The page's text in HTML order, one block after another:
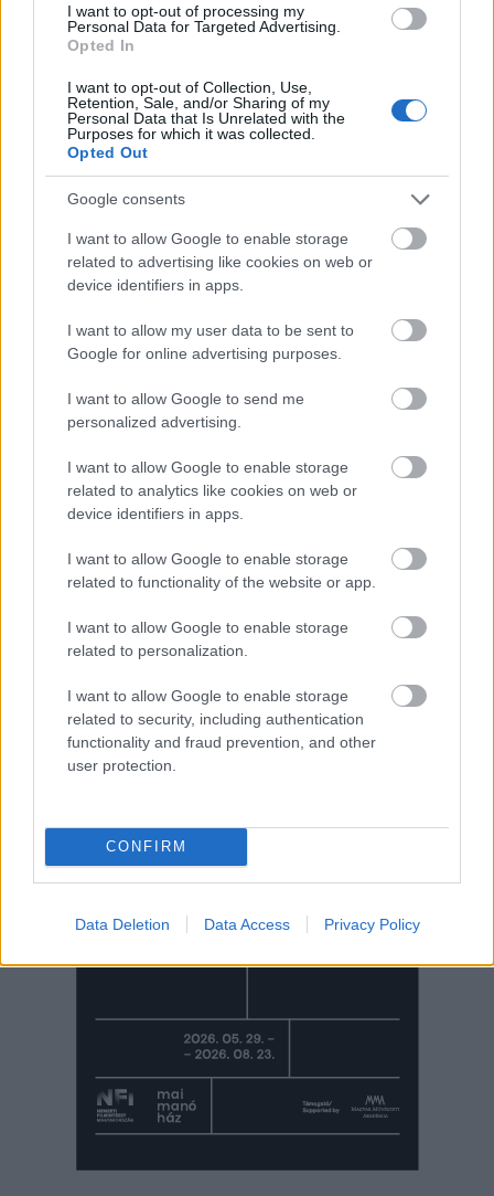
I want to opt-out of processing my
Personal Data for Targeted Advertising.
Opted In
I want to opt-out of Collection, Use,
Retention, Sale, and/or Sharing of my
Personal Data that Is Unrelated with the
Purposes for which it was collected.
Opted Out
Google consents
I want to allow Google to enable storage
related to advertising like cookies on web or
device identifiers in apps.
I want to allow my user data to be sent to
Google for online advertising purposes.
I want to allow Google to send me
personalized advertising.
I want to allow Google to enable storage
related to analytics like cookies on web or
device identifiers in apps.
I want to allow Google to enable storage
related to functionality of the website or app.
I want to allow Google to enable storage
related to personalization.
I want to allow Google to enable storage
related to security, including authentication
functionality and fraud prevention, and other
user protection.
CONFIRM
Data Deletion Data Access Privacy Policy